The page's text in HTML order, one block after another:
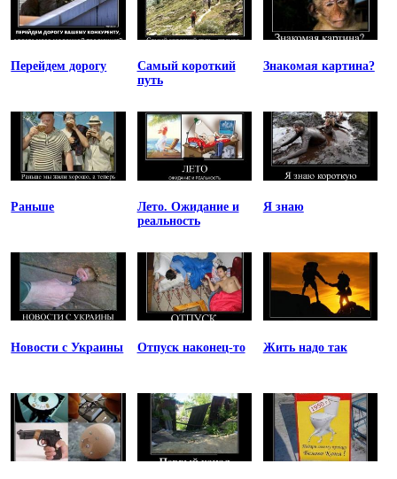
Перейдем дорогу
Самый короткий
путь
Знакомая картина?
Раньше
Лето. Ожидание и
реальность
Я знаю
Новости с Украины Отпуск наконец-то Жить надо так